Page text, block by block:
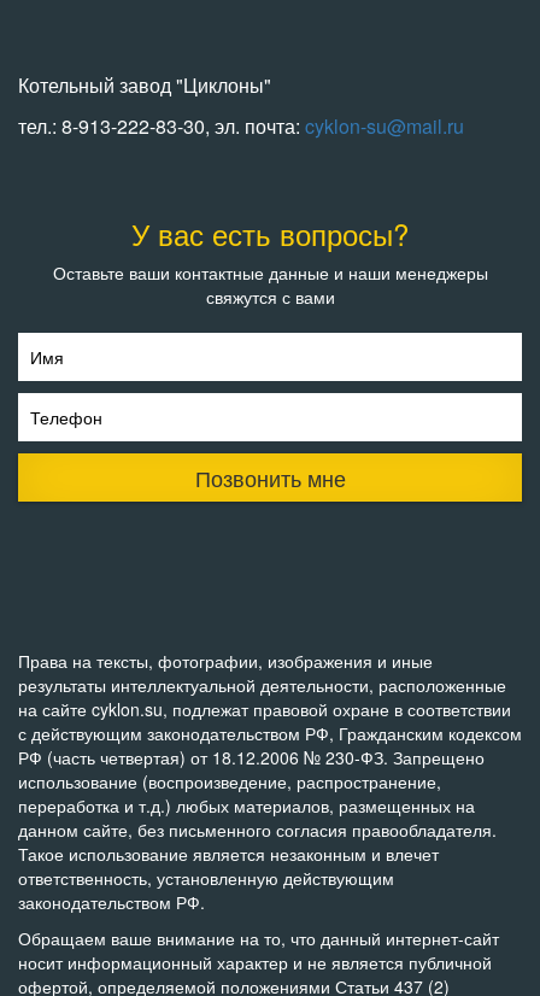
Котельный завод "Циклоны"
тел.: 8-913-222-83-30, эл. почта: cyklon-su@mail.ru
У вас есть вопросы?
Оставьте ваши контактные данные и наши менеджеры
свяжутся с вами
Имя
Телефон
Позвонить мне
Права на тексты, фотографии, изображения и иные
результаты интеллектуальной деятельности, расположенные
на сайте cyklon.su, подлежат правовой охране в соответствии
с действующим законодательством РФ, Гражданским кодексом
РФ (часть четвертая) от 18.12.2006 № 230-ФЗ. Запрещено
использование (воспроизведение, распространение,
переработка и т.д.) любых материалов, размещенных на
данном сайте, без письменного согласия правообладателя.
Такое использование является незаконным и влечет
ответственность, установленную действующим
законодательством РФ.
Обращаем ваше внимание на то, что данный интернет-сайт
носит информационный характер и не является публичной
офертой, определяемой положениями Статьи 437 (2)